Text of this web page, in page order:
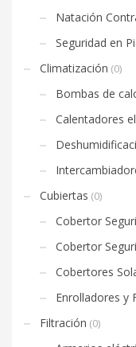
Natación
Seguridad en
Climatización (0)
Bombas de
Calentadores
Cubiertas (0)
Cobertor
Cobertor
Cobertores
Enrolladores y
Filtración (0)